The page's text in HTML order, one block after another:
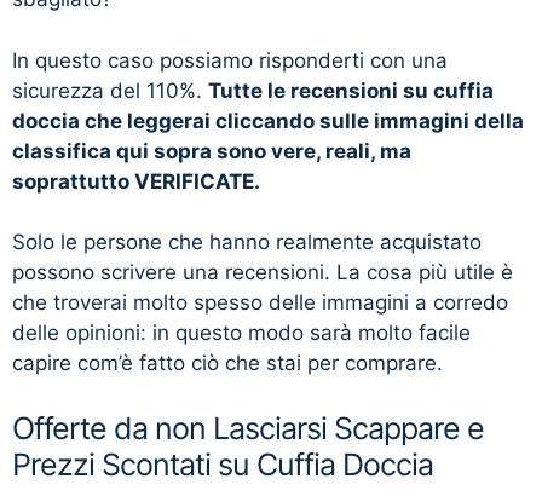
In questo caso possiamo risponderti con una
sicurezza del 110%. Tutte le recensioni su cuffia
doccia che leggerai cliccando sulle immagini della
classifica qui sopra sono vere, reali, ma
soprattutto VERIFICATE.
Solo le persone che hanno realmente acquistato
possono scrivere una recensioni. La cosa più utile è
che troverai molto spesso delle immagini a corredo
delle opinioni: in questo modo sarà molto facile
capire com’è fatto ciò che stai per comprare.
Offerte da non Lasciarsi Scappare e
Prezzi Scontati su Cuffia Doccia